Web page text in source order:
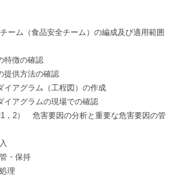
ーム（食品安全チーム）の編成及び適用範囲
特徴の確認
供方法の確認
アグラム（工程図）の作成
アグラムの現場での確認
1，2） 危害要因の分析と重要な危害要因の管
・保持
理